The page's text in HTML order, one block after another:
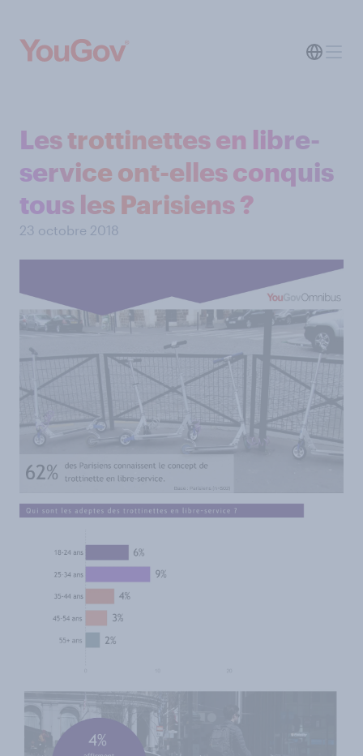
Les trottinettes en libre-
service ont-elles conquis
tous les Parisiens ?
23 octobre 2018